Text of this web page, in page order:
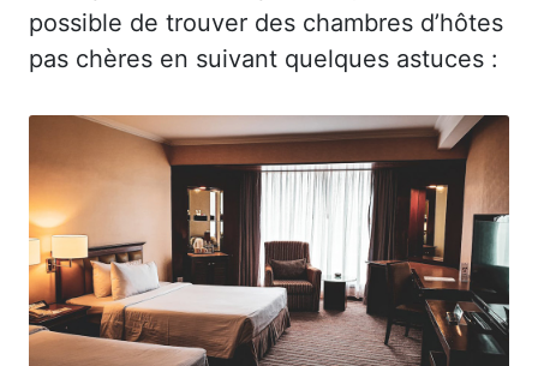
possible de trouver des chambres d’hôtes
pas chères en suivant quelques astuces :